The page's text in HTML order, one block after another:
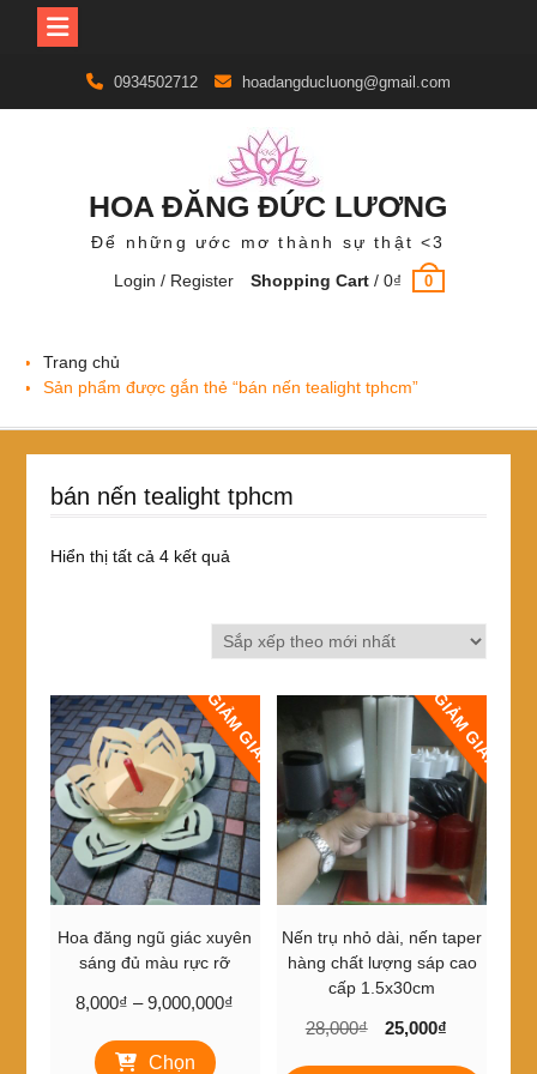
content
0934502712 hoadangducluong@gmail.com
HOA ĐĂNG ĐỨC LƯƠNG
Để những ước mơ thành sự thật <3
Login / Register
Shopping Cart /0₫ 0
Trang chủ
Sản phẩm được gắn thẻ “bán nến tealight tphcm”
bán nến tealight tphcm
Hiển thị tất cả 4 kết quảĐã
theo
mới
GIẢM GIÁ!
Hoa đăng ngũ giác xuyên
sáng đủ màu rực rỡ
8,000₫ – 9,000,000₫
Chọn
phẩm
GIẢM GIÁ!
Nến trụ nhỏ dài, nến taper
hàng chất lượng sáp cao
cấp 1.5x30cm
28,000₫
Giá
25,000₫